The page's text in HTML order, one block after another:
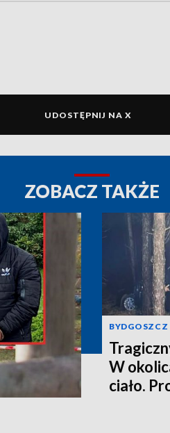
UDOSTĘPNIJ NA X
ZOBACZ TAKŻE
BYDGOSZCZ
W
ciało.